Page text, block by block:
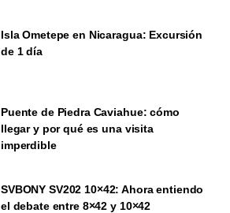
Isla Ometepe en Nicaragua: Excursión
de 1 día
Puente de Piedra Caviahue: cómo
llegar y por qué es una visita
imperdible
SVBONY SV202 10×42: Ahora entiendo
el debate entre 8×42 y 10×42